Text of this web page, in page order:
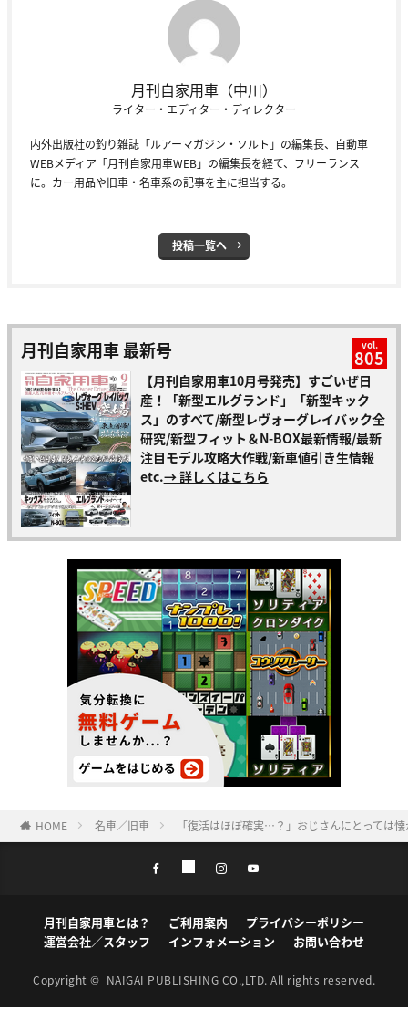
月刊自家用車（中川）
ライター・エディター・ディレクター
内外出版社の釣り雑誌「ルアーマガジン・ソルト」の編集長、自動車
WEBメディア「月刊自家用車WEB」の編集長を経て、フリーランス
に。カー用品や旧車・名車系の記事を主に担当する。
投稿一覧へ
月刊自家用車 最新号 vol.
805
【月刊自家用車10月号発売】すごいぜ日
産！「新型エルグランド」「新型キック
ス」のすべて/新型レヴォーグレイバック全
研究/新型フィット＆N-BOX最新情報/最新
注目モデル攻略大作戦/新車値引き生情報
etc.→ 詳しくはこちら
HOME 名車／旧車 「復活はほぼ確実…？」おじさんにとっては
月刊自家用車とは？ ご利用案内
プライバシーポリシー
運営会社／スタッフ
インフォメーション お問い合わせ
Copyright © NAIGAI PUBLISHING CO.,LTD. All rights reserved.